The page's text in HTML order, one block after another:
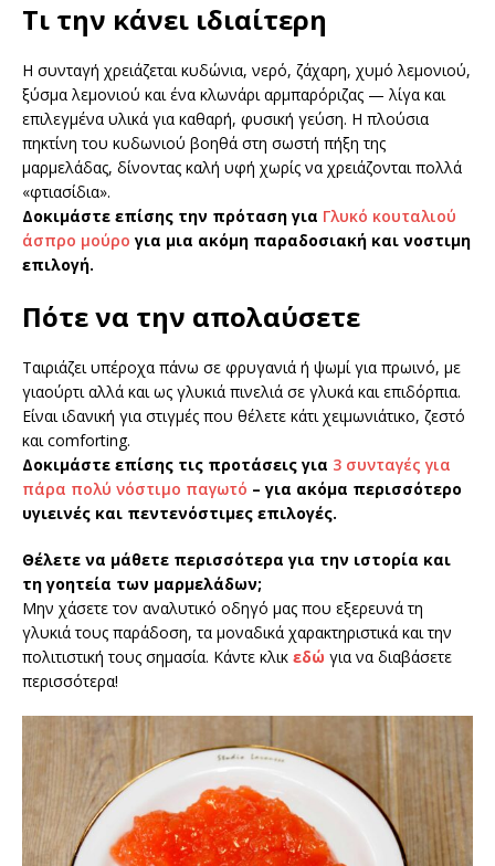
Τι την κάνει ιδιαίτερη
Η συνταγή χρειάζεται κυδώνια, νερό, ζάχαρη, χυμό λεμονιού,
ξύσμα λεμονιού και ένα κλωνάρι αρμπαρόριζας — λίγα και
επιλεγμένα υλικά για καθαρή, φυσική γεύση. Η πλούσια
πηκτίνη του κυδωνιού βοηθά στη σωστή πήξη της
μαρμελάδας, δίνοντας καλή υφή χωρίς να χρειάζονται πολλά
«φτιασίδια».
Δοκιμάστε επίσης την πρόταση για Γλυκό κουταλιού
άσπρο μούρο για μια ακόμη παραδοσιακή και νοστιμη
επιλογή.
Πότε να την απολαύσετε
Ταιριάζει υπέροχα πάνω σε φρυγανιά ή ψωμί για πρωινό, με
γιαούρτι αλλά και ως γλυκιά πινελιά σε γλυκά και επιδόρπια.
Είναι ιδανική για στιγμές που θέλετε κάτι χειμωνιάτικο, ζεστό
και comforting.
Δοκιμάστε επίσης τις προτάσεις για 3 συνταγές για
πάρα πολύ νόστιμο παγωτό – για ακόμα περισσότερο
υγιεινές και πεντενόστιμες επιλογές.
Θέλετε να μάθετε περισσότερα για την ιστορία και
τη γοητεία των μαρμελάδων;
Μην χάσετε τον αναλυτικό οδηγό μας που εξερευνά τη
γλυκιά τους παράδοση, τα μοναδικά χαρακτηριστικά και την
πολιτιστική τους σημασία. Κάντε κλικ εδώ για να διαβάσετε
περισσότερα!